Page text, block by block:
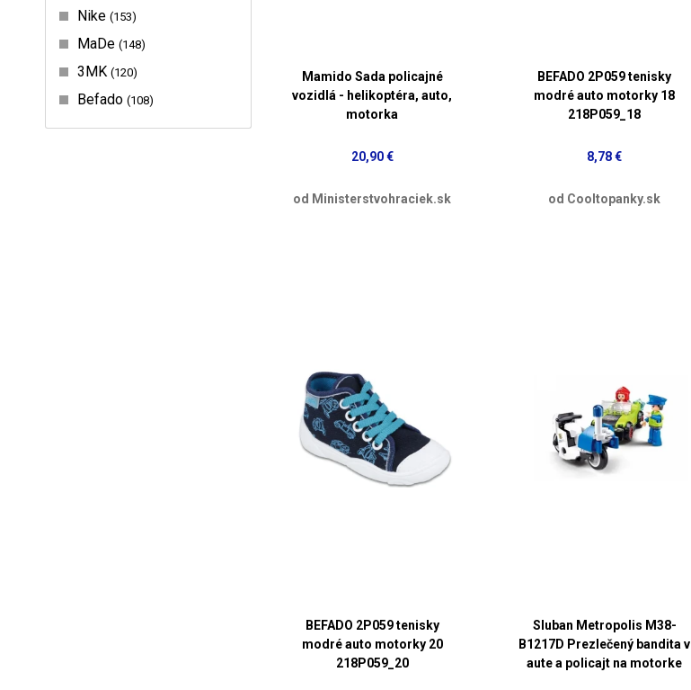
Nike 153
MaDe 148
3MK 120
Befado 108
Mamido Sada policajné
vozidlá - helikoptéra, auto,
motorka
20,90 €
od Ministerstvohraciek.sk
BEFADO 2P059 tenisky
modré auto motorky 18
218P059_18
8,78 €
od Cooltopanky.sk
BEFADO 2P059 tenisky
modré auto motorky 20
218P059_20
Sluban Metropolis M38-
B1217D Prezlečený bandita v
aute a policajt na motorke